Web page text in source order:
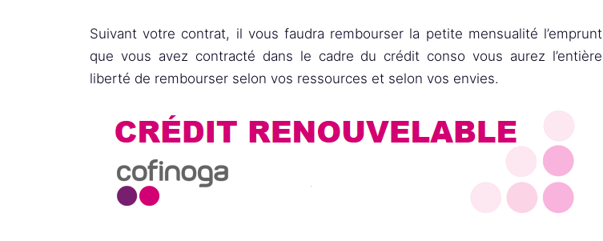
Suivant votre contrat, il vous faudra rembourser la petite mensualité l’emprunt
que vous avez contracté dans le cadre du crédit conso vous aurez l’entière
liberté de rembourser selon vos ressources et selon vos envies.